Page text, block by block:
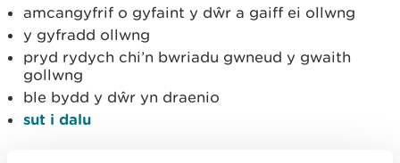
amcangyfrif o gyfaint y dŵr a gaiff ei ollwng
y gyfradd ollwng
pryd rydych chi’n bwriadu gwneud y gwaith
gollwng
ble bydd y dŵr yn draenio
sut i dalu